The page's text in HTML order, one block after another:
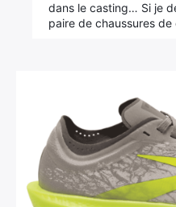
dans le casting… Si je
paire de chaussures